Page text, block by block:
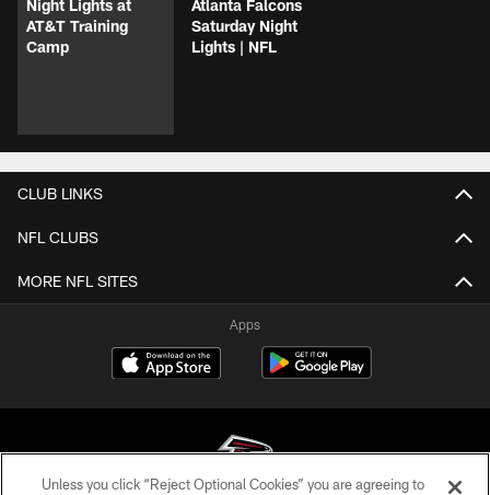
Night Lights at
AT&T Training
Camp
Atlanta Falcons
Saturday Night
Lights | NFL
CLUB LINKS
NFL CLUBS
MORE NFL SITES
Apps
Unless you click “Reject Optional Cookies” you are agreeing to